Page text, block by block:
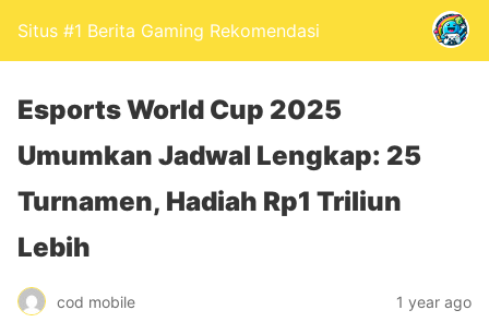
Situs #1 Berita Gaming Rekomendasi
Esports World Cup 2025
Umumkan Jadwal Lengkap: 25
Turnamen, Hadiah Rp1 Triliun
Lebih
cod mobile 1 year ago